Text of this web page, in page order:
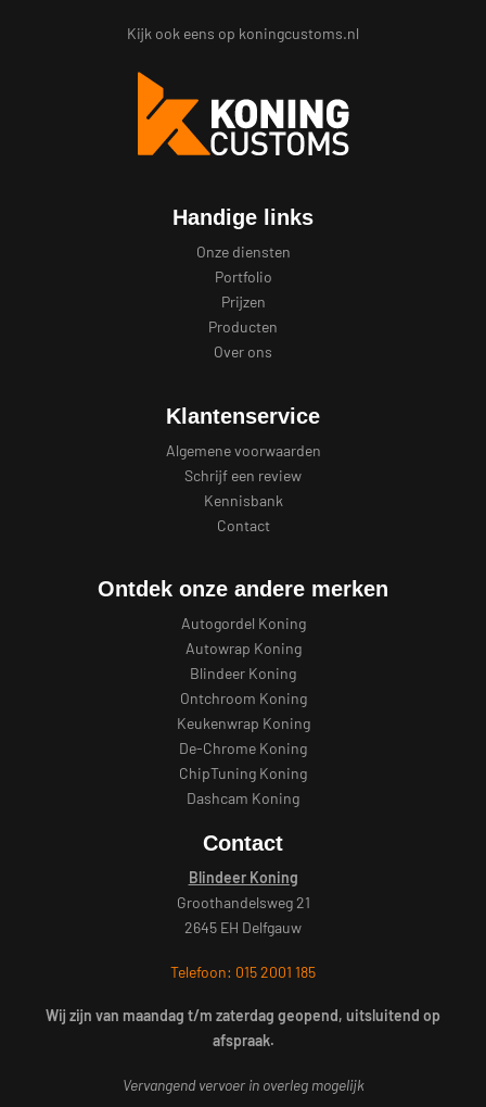
Kijk ook eens op koningcustoms.nl
Handige links
Onze diensten
Portfolio
Prijzen
Producten
Over ons
Klantenservice
Algemene voorwaarden
Schrijf een review
Kennisbank
Contact
Ontdek onze andere merken
Autogordel Koning
Autowrap Koning
Blindeer Koning
Ontchroom Koning
Keukenwrap Koning
De-Chrome Koning
ChipTuning Koning
Dashcam Koning
Contact
Blindeer Koning
Groothandelsweg 21
2645 EH Delfgauw
Telefoon: 015 2001 185
Wij zijn van maandag t/m zaterdag geopend, uitsluitend op
afspraak.
Vervangend vervoer in overleg mogelijk